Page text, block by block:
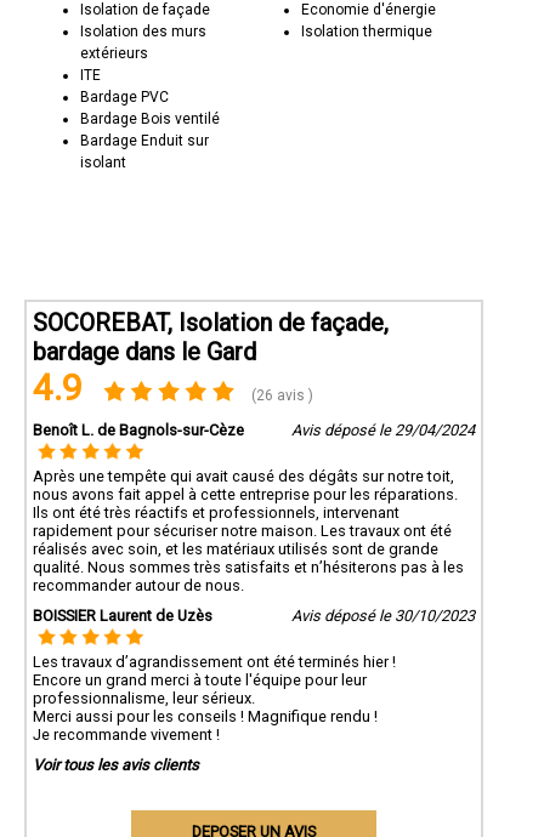
Isolation de façade
Isolation des murs
extérieurs
ITE
Bardage PVC
Bardage Bois ventilé
Bardage Enduit sur
isolant
Economie d'énergie
Isolation thermique
SOCOREBAT, Isolation de façade,
bardage dans le Gard
4.9 (26 avis )
Benoît L. de Bagnols-sur-Cèze Avis déposé le 29/04/2024
Après une tempête qui avait causé des dégâts sur notre toit,
nous avons fait appel à cette entreprise pour les réparations.
Ils ont été très réactifs et professionnels, intervenant
rapidement pour sécuriser notre maison. Les travaux ont été
réalisés avec soin, et les matériaux utilisés sont de grande
qualité. Nous sommes très satisfaits et n’hésiterons pas à les
recommander autour de nous.
BOISSIER Laurent de Uzès
Avis déposé le 30/10/2023
Les travaux d’agrandissement ont été terminés hier !
Encore un grand merci à toute l'équipe pour leur
professionnalisme, leur sérieux.
Merci aussi pour les conseils ! Magnifique rendu !
Je recommande vivement !
Voir tous les avis clients
DEPOSER UN AVIS